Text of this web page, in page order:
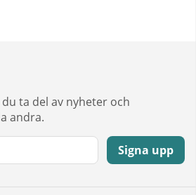
ta del av nyheter och
andra.
Signa upp